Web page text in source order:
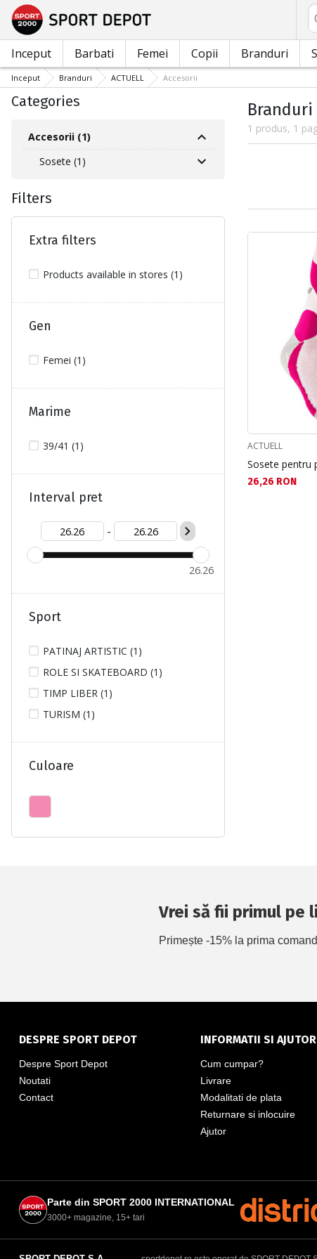
Inceput Barbati Femei Copii Branduri
Inceput Branduri ACTUELL Accesorii
Categories
Accesorii (1)
Sosete (1)
Filters
Extra filters
Products available in stores (1)
Gen
Femei (1)
Marime
39/41 (1)
Interval pret
-
26.26
Sport
PATINAJ ARTISTIC (1)
ROLE SI SKATEBOARD (1)
TIMP LIBER (1)
TURISM (1)
Culoare
Branduri
1 produs, 1
ACTUELL
Sosete pentru
Текуща цена:
26,26 RON
Vrei să fii primul pe
Primește -15% la prima
DESPRE SPORT DEPOT
Despre Sport Depot
Noutati
Contact
INFORMATII SI AJUTOR
Cum cumpar?
Livrare
Modalitati de plata
Returnare si inlocuire
Ajutor
Parte din SPORT 2000 INTERNATIONAL
3000+ magazine, 15+ tari